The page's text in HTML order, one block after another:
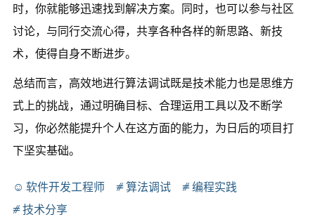
时，你就能够迅速找到解决方案。同时，也可以参与社区
讨论，与同行交流心得，共享各种各样的新思路、新技
术，使得自身不断进步。
总结而言，高效地进行算法调试既是技术能力也是思维方
式上的挑战，通过明确目标、合理运用工具以及不断学
习，你必然能提升个人在这方面的能力，为日后的项目打
下坚实基础。
软件开发工程师 算法调试
编程实践
技术分享